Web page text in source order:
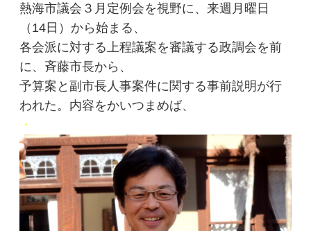
熱海市議会３月定例会を視野に、来週月曜日
（14日）から始まる、
各会派に対する上程議案を審議する政調会を前
に、斉藤市長から、
予算案と副市長人事案件に関する事前説明が行
われた。内容をかいつまめば、
・